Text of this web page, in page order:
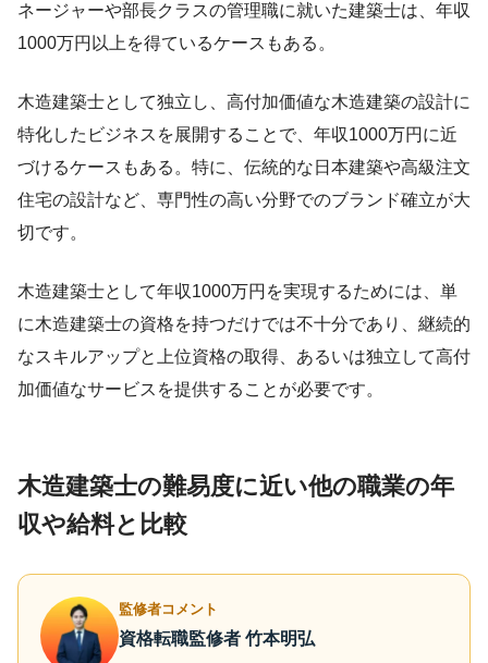
ネージャーや部長クラスの管理職に就いた建築士は、年収
1000万円以上を得ているケースもある。
木造建築士として独立し、高付加価値な木造建築の設計に
特化したビジネスを展開することで、年収1000万円に近
づけるケースもある。特に、伝統的な日本建築や高級注文
住宅の設計など、専門性の高い分野でのブランド確立が大
切です。
木造建築士として年収1000万円を実現するためには、単
に木造建築士の資格を持つだけでは不十分であり、継続的
なスキルアップと上位資格の取得、あるいは独立して高付
加価値なサービスを提供することが必要です。
木造建築士の難易度に近い他の職業の年
収や給料と比較
監修者コメント
資格転職監修者 竹本明弘